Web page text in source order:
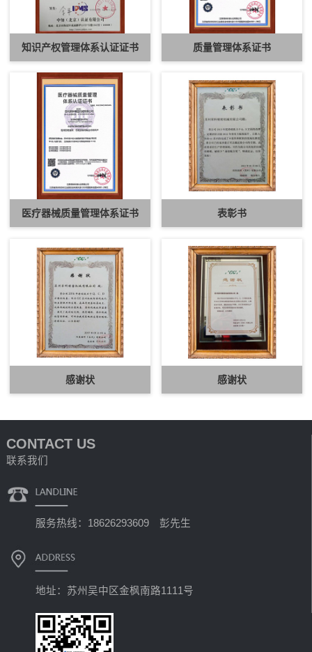
知识产权管理体系认证证书 质量管理体系证书
医疗器械质量管理体系证书 表彰书
感谢状 感谢状
CONTACT US
联系我们
服务热线：18626293609 彭先生
地址：苏州吴中区金枫南路1111号